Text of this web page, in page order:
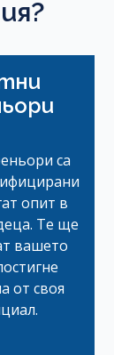
са
опит в
Те ще
вашето
от своя